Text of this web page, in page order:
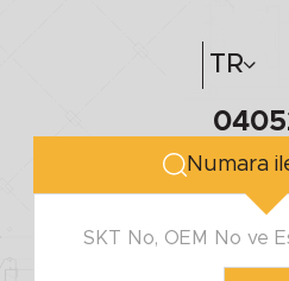
TR
Hakkımızda
SKT No, OEM No ve